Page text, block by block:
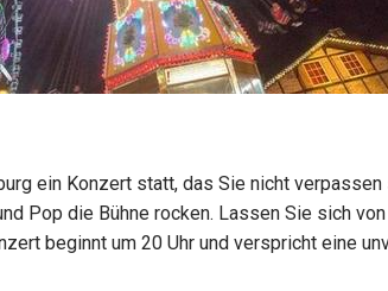
ein Konzert statt, das Sie nicht verpassen
Pop die Bühne rocken. Lassen Sie sich
beginnt um 20 Uhr und verspricht eine